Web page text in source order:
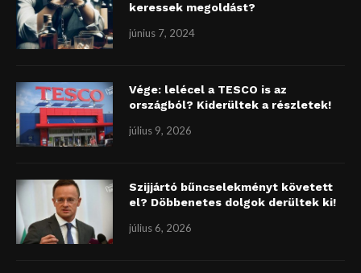
keressek megoldást?
június 7, 2024
Vége: lelécel a TESCO is az
országból? Kiderültek a részletek!
július 9, 2026
Szijjártó bűncselekményt követett
el? Döbbenetes dolgok derültek ki!
július 6, 2026